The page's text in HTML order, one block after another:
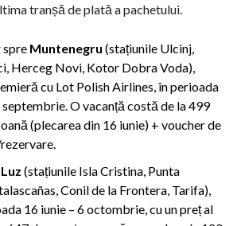
tranșă de plată a pachetului.
spre Muntenegru (stațiunile Ulcinj,
Herceg Novi, Kotor Dobra Voda),
cu Lot Polish Airlines, în perioada
septembrie. O vacanță costă de la 499
(plecarea din 16 iunie) + voucher de
(stațiunile Isla Cristina, Punta
Conil de la Frontera, Tarifa),
16 iunie – 6 octombrie, cu un preț al